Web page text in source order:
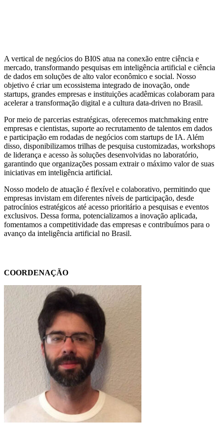
A vertical de negócios do BI0S atua na conexão entre ciência e
mercado, transformando pesquisas em inteligência artificial e ciência
de dados em soluções de alto valor econômico e social. Nosso
objetivo é criar um ecossistema integrado de inovação, onde
startups, grandes empresas e instituições acadêmicas colaboram para
acelerar a transformação digital e a cultura data-driven no Brasil.
Por meio de parcerias estratégicas, oferecemos matchmaking entre
empresas e cientistas, suporte ao recrutamento de talentos em dados
e participação em rodadas de negócios com startups de IA. Além
disso, disponibilizamos trilhas de pesquisa customizadas, workshops
de liderança e acesso às soluções desenvolvidas no laboratório,
garantindo que organizações possam extrair o máximo valor de suas
iniciativas em inteligência artificial.
Nosso modelo de atuação é flexível e colaborativo, permitindo que
empresas invistam em diferentes níveis de participação, desde
patrocínios estratégicos até acesso prioritário a pesquisas e eventos
exclusivos. Dessa forma, potencializamos a inovação aplicada,
fomentamos a competitividade das empresas e contribuímos para o
avanço da inteligência artificial no Brasil.
COORDENAÇÃO